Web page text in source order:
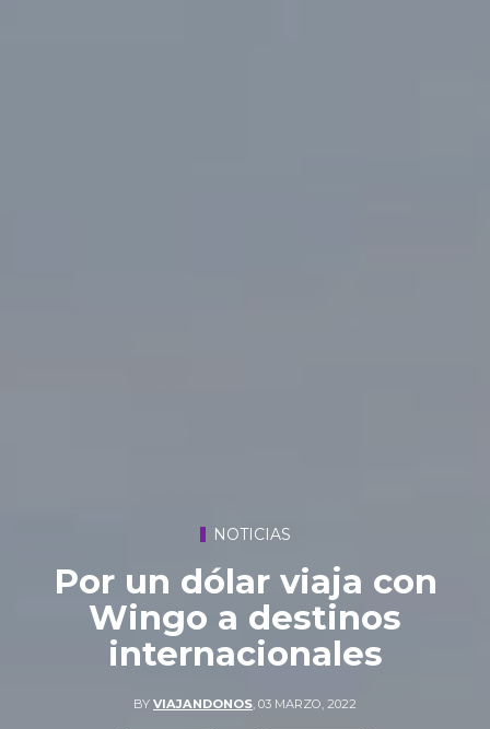
NOTICIAS
Por un dólar viaja con
Wingo a destinos
internacionales
BY VIAJANDONOS 03 MARZO, 2022